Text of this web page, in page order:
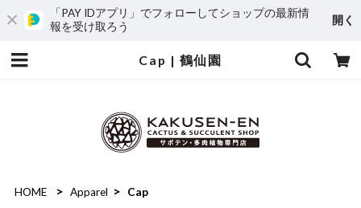
「PAY IDアプリ」でフォローしてショップの最新情
報を受け取ろう
開く
Cap | 鶴仙園
HOME Apparel Cap